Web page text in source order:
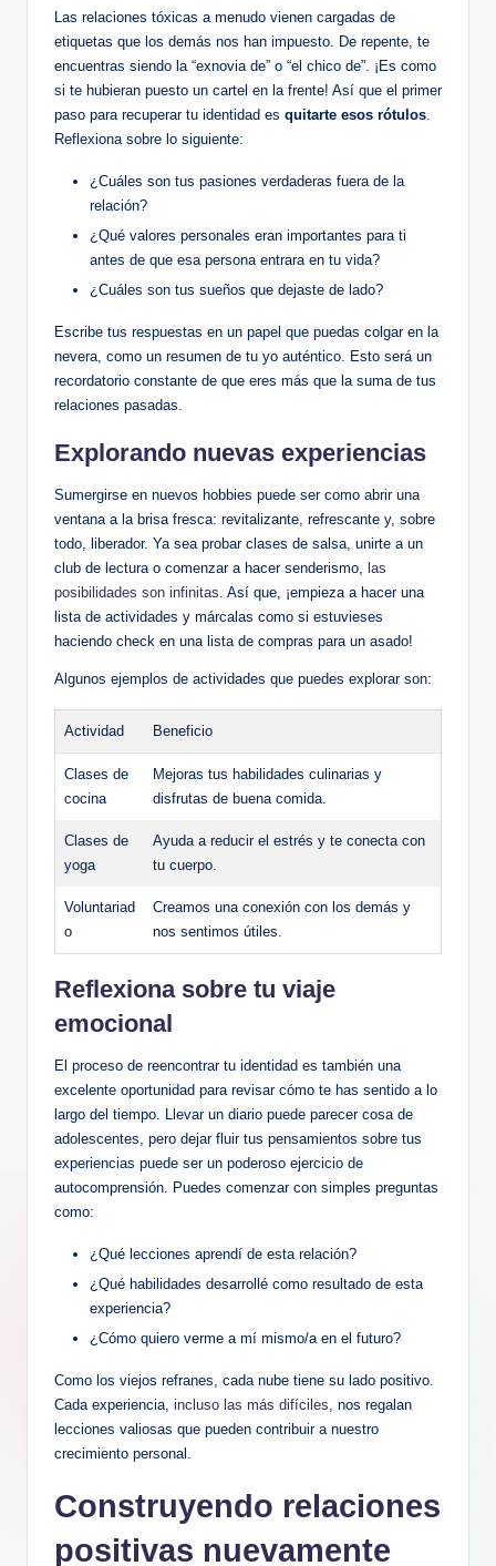
Las relaciones ⁣tóxicas‍ a menudo vienen cargadas de⁢
etiquetas que los demás nos han⁢ impuesto. De repente, te
encuentras siendo la “exnovia de” o “el chico de”. ¡Es como‍
si te hubieran​ puesto ⁣un ​cartel en⁤ la frente!‍ Así que el primer
paso para recuperar tu identidad es⁤ quitarte esos⁢ rótulos
Reflexiona sobre ​lo siguiente:
¿Cuáles son⁢ tus pasiones verdaderas fuera de la
relación?
¿Qué valores personales eran ⁣importantes para ⁢ti⁣
antes de que esa persona‍ entrara en tu vida?
¿Cuáles son tus sueños que dejaste de lado?
Escribe tus respuestas en un⁣ papel que⁤ puedas ‌colgar en ​la
nevera, ⁣como un resumen de tu yo auténtico. Esto será​ un
recordatorio‍ constante‌ de que ​eres más ​que​ la ⁢suma de tus‍
relaciones pasadas.
Explorando nuevas experiencias
Sumergirse en ‍nuevos ‍hobbies puede⁣ ser como abrir una
⁣ventana ⁣a la ‌brisa fresca: revitalizante, refrescante y, sobre
todo, ⁣liberador. ‌Ya ​sea probar clases de salsa,​ unirte a⁢ un
club de lectura o comenzar a hacer senderismo, las
posibilidades son infinitas. Así ‍que, ¡empieza a hacer una
lista de actividades y⁣ márcalas como si estuvieses
haciendo check en una lista de​ compras para un asado!
Algunos ⁢ejemplos de⁤ actividades que puedes explorar‍ son:
Actividad Beneficio
Clases de
cocina
Mejoras tus habilidades culinarias y
disfrutas de buena‍ comida.
Clases de
yoga
Ayuda a⁣ reducir⁣ el estrés y te conecta​ con
tu cuerpo.
Voluntariad
o
Creamos una ‌conexión ‍con los demás⁢ y
nos sentimos útiles.
Reflexiona sobre tu viaje ​
emocional
El proceso⁣ de reencontrar tu identidad⁢ es‍ también una
excelente oportunidad para revisar cómo te has sentido a lo
largo ⁣del tiempo. Llevar un diario puede parecer cosa ⁤de
adolescentes, pero dejar fluir​ tus pensamientos‌ sobre tus
experiencias puede ser un ⁢poderoso ejercicio de
autocomprensión. Puedes comenzar con simples preguntas
como:
¿Qué lecciones aprendí de esta relación?
¿Qué ​habilidades desarrollé​ como resultado de esta
⁤experiencia?
¿Cómo quiero verme a mí mismo/a en el futuro?
Como los viejos refranes, cada nube tiene⁢ su lado positivo.
Cada experiencia, incluso las más difíciles, nos regalan
lecciones⁣ valiosas que​ pueden contribuir a nuestro
crecimiento⁣ personal.
Construyendo relaciones
positivas ‌nuevamente